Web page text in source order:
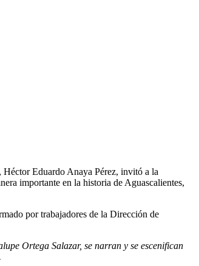
Eduardo Anaya Pérez, invitó a la
importante en la historia de Aguascalientes,
por trabajadores de la Dirección de
Ortega Salazar, se narran y se escenifican